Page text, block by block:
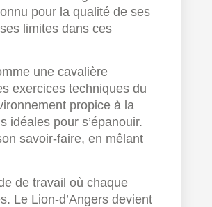
pour la qualité de ses
limites dans ces
une cavalière
exercices techniques du
propice à la
idéales pour s’épanouir.
savoir-faire, en mêlant
de travail où chaque
Le Lion-d’Angers devient